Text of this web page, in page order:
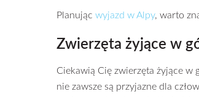
Planując wyjazd w Alpy, warto
Zwierzęta żyjące w
Ciekawią Cię zwierzęta żyjące w
nie zawsze są przyjazne dla